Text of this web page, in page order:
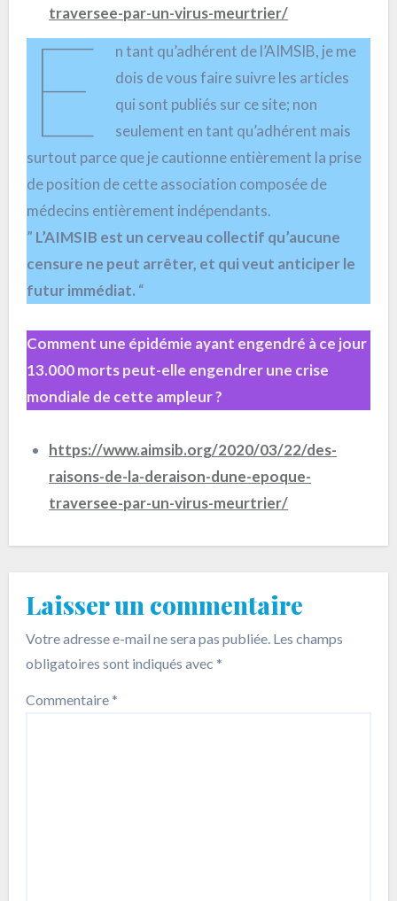
traversee-par-un-virus-meurtrier/
E
n tant qu’adhérent de l’AIMSIB, je me
dois de vous faire suivre les articles
qui sont publiés sur ce site; non
seulement en tant qu’adhérent mais
surtout parce que je cautionne entièrement la prise
de position de cette association composée de
médecins entièrement indépendants.
” L’AIMSIB est un cerveau collectif qu’aucune
censure ne peut arrêter, et qui veut anticiper le
futur immédiat. “
Comment une épidémie ayant engendré à ce jour
13.000 morts peut-elle engendrer une crise
mondiale de cette ampleur ?
https://www.aimsib.org/2020/03/22/des-
raisons-de-la-deraison-dune-epoque-
traversee-par-un-virus-meurtrier/
Laisser un commentaire
Votre adresse e-mail ne sera pas publiée. Les champs
obligatoires sont indiqués avec *
Commentaire*